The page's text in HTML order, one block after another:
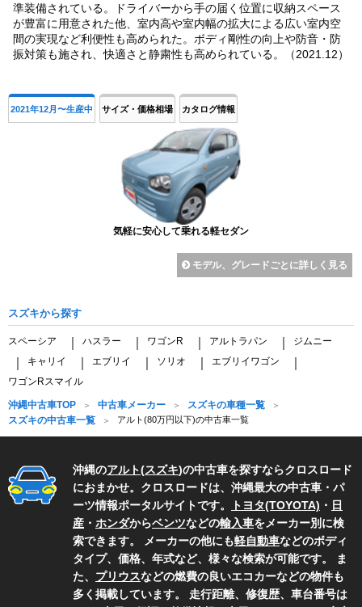
準装備されている。ドライバーから手の届く位置に収納スペース
が豊富に用意された他、室内高や室内幅の拡大による広い室内空
間の実現など利便性も高められた。ボディ剛性の向上や防音・防
振対策も施され、快適さと静粛性も高められている。（2021.12）
2021年12月〜生産中 サイズ・価格相場 カタログ情報
気軽に安心して乗れる軽セダン
モデル、グレードごとに詳しく見る
スズキから探す
スペーシア ハスラー ワゴンR アルトラパン ジムニー
キャリイ エブリイ ソリオ エブリイワゴン
ワゴンRスマイル
沖縄中古車TOP 中古車メーカー
スズキの車種一覧
スズキの中古車一覧
アルト(80万円以下)の中古車一覧
沖縄のアルト(スズキ)の中古車を探すならクロスロード
におまかせ。クロスロードは、沖縄最大の中古車・パ
ーツ情報ポータルサイトです。
トヨタ(TOYOTA) ・ 日
産 ・ ホンダからベンツなどの輸入車をメーカー別に検
索できます。 メーカーの他にも軽自動車などのボディ
タイプ、価格、年式など、様々な検索が可能です。 ま
た、 プリウスなどの燃費の良いエコカーなどの物件も
多く掲載しています。 走行距離、修復歴、車台番号は